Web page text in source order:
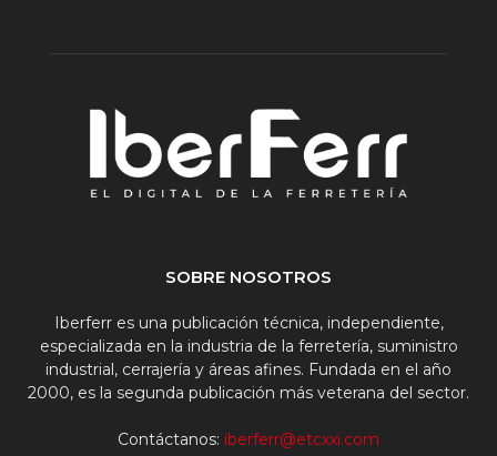
SOBRE NOSOTROS
Iberferr es una publicación técnica, independiente,
especializada en la industria de la ferretería, suministro
industrial, cerrajería y áreas afines. Fundada en el año
2000, es la segunda publicación más veterana del sector.
Contáctanos: iberferr@etcxxi.com